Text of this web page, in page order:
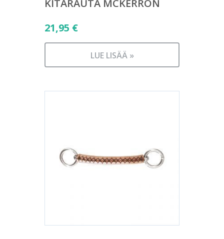
KITARAUTA MCKERRON
21,95 €
LUE LISÄÄ »